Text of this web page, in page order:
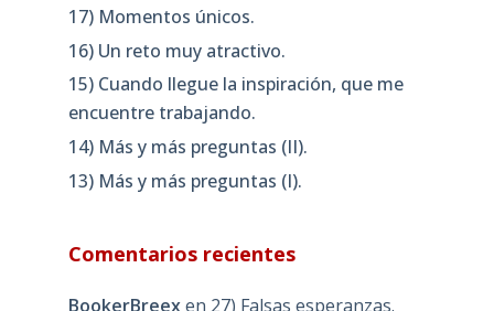
17) Momentos únicos.
16) Un reto muy atractivo.
15) Cuando llegue la inspiración, que me
encuentre trabajando.
14) Más y más preguntas (II).
13) Más y más preguntas (I).
Comentarios recientes
BookerBreexen 27) Falsas esperanzas.